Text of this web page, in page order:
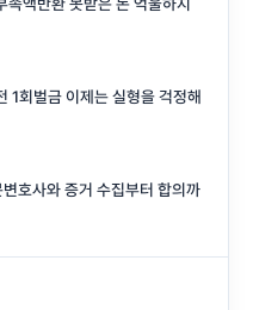
1회벌금 이제는 실형을 걱정해
호사와 증거 수집부터 합의까